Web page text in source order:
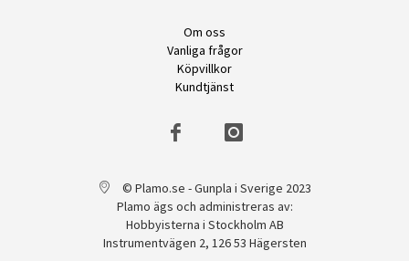
Om oss
Vanliga frågor
Köpvillkor
Kundtjänst
© Plamo.se - Gunpla i Sverige 2023
Plamo ägs och administreras av:
Hobbyisterna i Stockholm AB
Instrumentvägen 2, 126 53 Hägersten